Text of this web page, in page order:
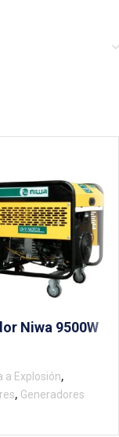
Niwa 9500W
a Explosión,
, Generadores